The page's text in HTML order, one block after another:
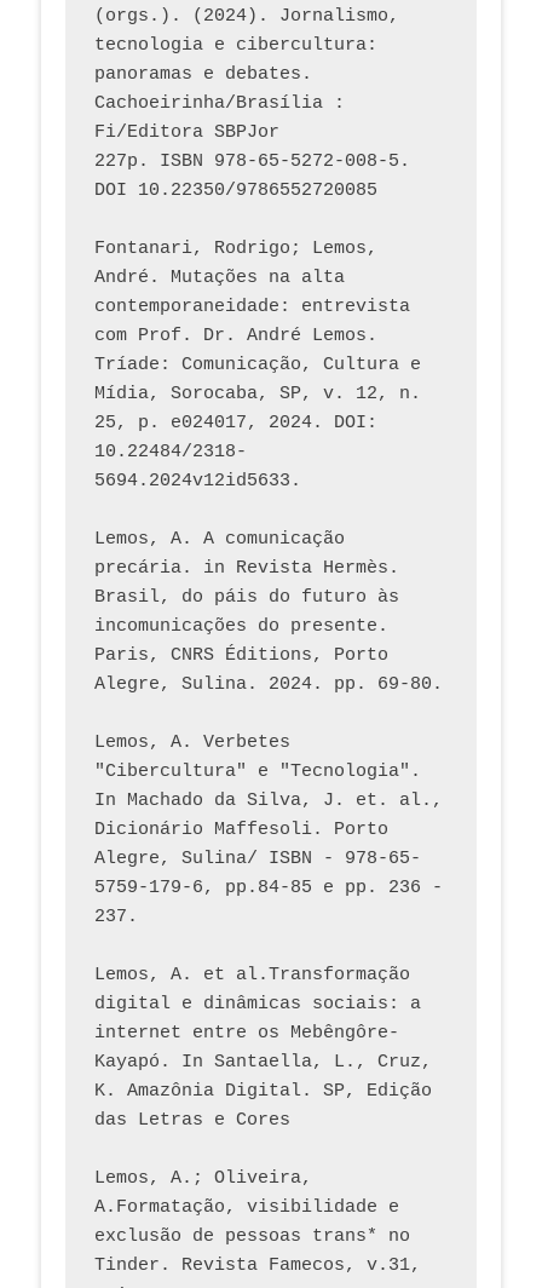
(orgs.). (2024). Jornalismo,
tecnologia e cibercultura:
panoramas e debates.
Cachoeirinha/Brasília :
Fi/Editora SBPJor
227p. ISBN 978-65-5272-008-5.
DOI 10.22350/9786552720085
Fontanari, Rodrigo; Lemos,
André. Mutações na alta
contemporaneidade: entrevista
com Prof. Dr. André Lemos.
Tríade: Comunicação, Cultura e
Mídia, Sorocaba, SP, v. 12, n.
25, p. e024017, 2024. DOI:
10.22484/2318-
5694.2024v12id5633.
Lemos, A. A comunicação
precária. in Revista Hermès.
Brasil, do páis do futuro às
incomunicações do presente.
Paris, CNRS Éditions, Porto
Lemos, A. Verbetes
"Cibercultura" e "Tecnologia".
In Machado da Silva, J. et. al.,
Dicionário Maffesoli. Porto
Alegre, Sulina/ ISBN - 978-65-
5759-179-6, pp.84-85 e pp. 236 -
237.
Lemos, A. et al.Transformação
digital e dinâmicas sociais: a
internet entre os Mebêngôre-
Kayapó. In Santaella, L., Cruz,
K. Amazônia Digital. SP, Edição
das Letras e Cores
Lemos, A.; Oliveira,
A.Formatação, visibilidade e
exclusão de pessoas trans* no
Tinder. Revista Famecos, v.31,